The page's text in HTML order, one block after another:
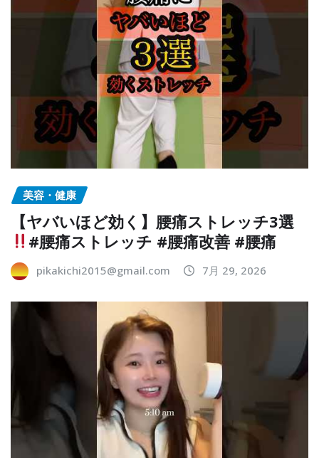
美容・健康
【ヤバいほど効く】腰痛ストレッチ3選
#腰痛ストレッチ #腰痛改善 #腰痛
pikakichi2015@gmail.com 7月 29, 2026